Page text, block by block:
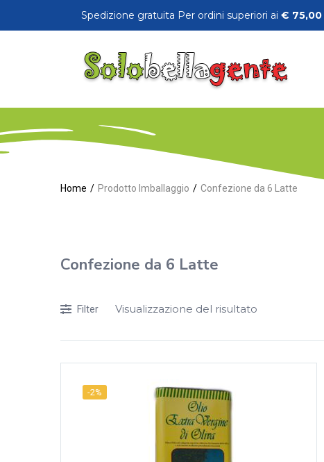
Spedizione gratuita Per ordini superiori ai € 75,00
Home Prodotto Imballaggio Confezione da 6 Latte
Confezione da 6 Latte
Visualizzazione del risultato
Filter
-2%